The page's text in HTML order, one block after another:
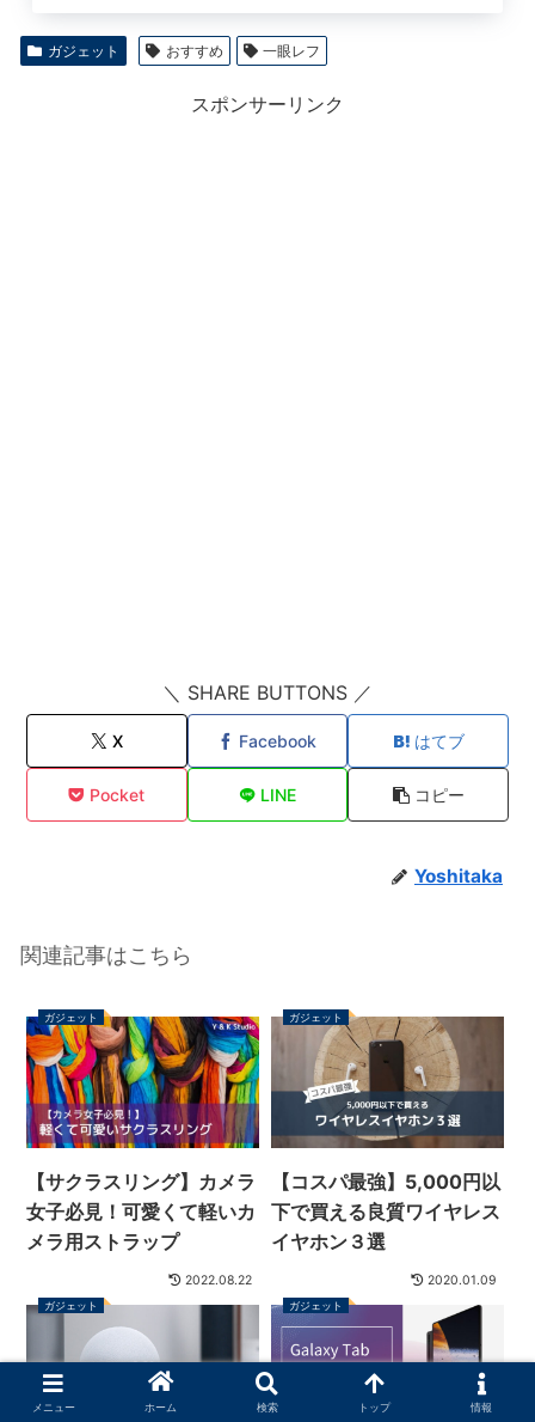
ガジェット おすすめ 一眼レフ
スポンサーリンク
＼ SHARE BUTTONS ／
X Facebook はてブ
Pocket LINE コピー
Yoshitaka
関連記事はこちら
ガジェット
【サクラスリング】カメラ
女子必見！可愛くて軽いカ
メラ用ストラップ
2022.08.22
ガジェット
【コスパ最強】5,000円以
下で買える良質ワイヤレス
イヤホン３選
2020.01.09
ガジェット ガジェット
メニュー ホーム 検索 トップ 情報